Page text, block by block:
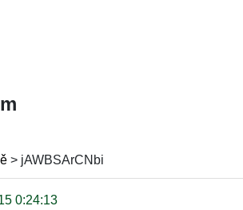
> jAWBSArCNbi
0:24:13